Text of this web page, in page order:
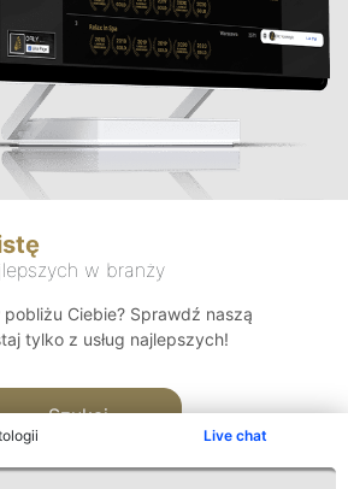
Live chat
w branży
Ciebie? Sprawdź naszą
tylko z usług najlepszych!
Szukaj